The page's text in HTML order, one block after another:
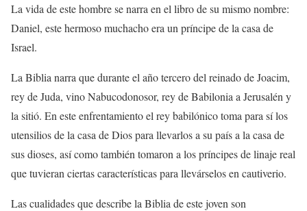
La vida de este hombre se narra en el libro de su mismo nombre:
Daniel, este hermoso muchacho era un príncipe de la casa de
Israel.
La Biblia narra que durante el año tercero del reinado de Joacim,
rey de Juda, vino Nabucodonosor, rey de Babilonia a Jerusalén y
la sitió. En este enfrentamiento el rey babilónico toma para sí los
utensilios de la casa de Dios para llevarlos a su país a la casa de
sus dioses, así como también tomaron a los príncipes de linaje real
que tuvieran ciertas características para llevárselos en cautiverio.
Las cualidades que describe la Biblia de este joven son